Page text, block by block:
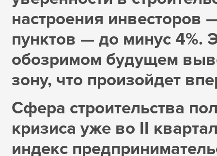
настроения инвесторов
пунктов — до минус 4%.
обозримом будущем
зону, что произойдет
Сфера строительства
кризиса уже во II
индекс